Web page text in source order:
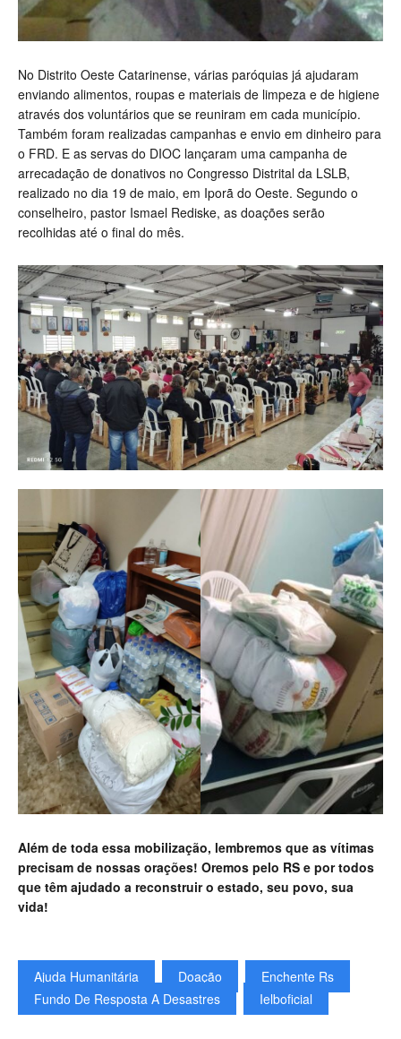
No Distrito Oeste Catarinense, várias paróquias já ajudaram
enviando alimentos, roupas e materiais de limpeza e de higiene
através dos voluntários que se reuniram em cada município.
Também foram realizadas campanhas e envio em dinheiro para
o FRD. E as servas do DIOC lançaram uma campanha de
arrecadação de donativos no Congresso Distrital da LSLB,
realizado no dia 19 de maio, em Iporã do Oeste. Segundo o
conselheiro, pastor Ismael Rediske, as doações serão
recolhidas até o final do mês.
Além de toda essa mobilização, lembremos que as vítimas
precisam de nossas orações! Oremos pelo RS e por todos
que têm ajudado a reconstruir o estado, seu povo, sua
vida!
Ajuda Humanitária Doação
Enchente Rs
Fundo De Resposta A Desastres
Ielboficial